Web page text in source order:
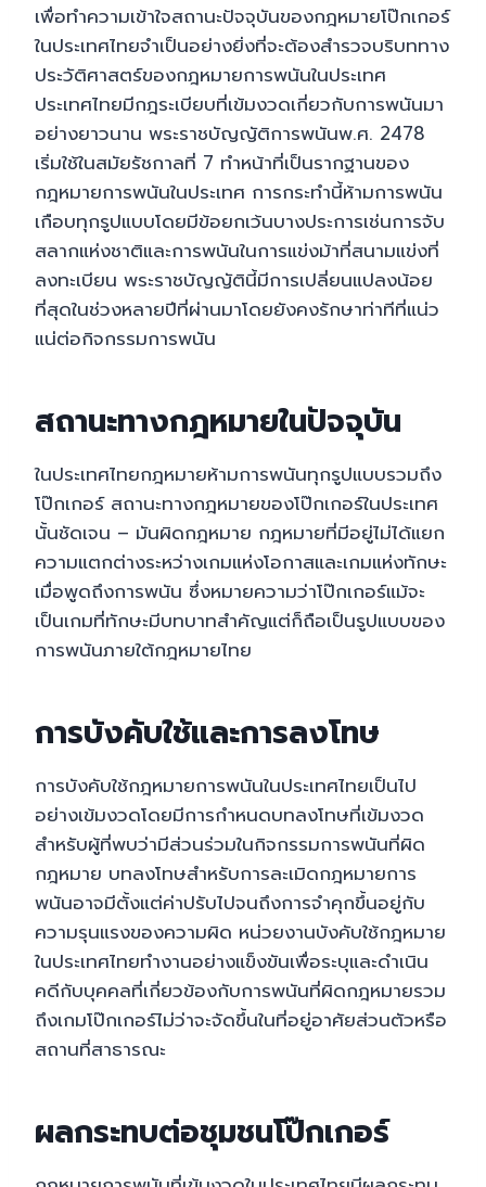
เพื่อทำความเข้าใจสถานะปัจจุบันของกฎหมายโป๊กเกอร์
ในประเทศไทยจำเป็นอย่างยิ่งที่จะต้องสำรวจบริบททาง
ประวัติศาสตร์ของกฎหมายการพนันในประเทศ
ประเทศไทยมีกฎระเบียบที่เข้มงวดเกี่ยวกับการพนันมา
อย่างยาวนาน พระราชบัญญัติการพนันพ.ศ. 2478
เริ่มใช้ในสมัยรัชกาลที่ 7 ทำหน้าที่เป็นรากฐานของ
กฎหมายการพนันในประเทศ การกระทำนี้ห้ามการพนัน
เกือบทุกรูปแบบโดยมีข้อยกเว้นบางประการเช่นการจับ
สลากแห่งชาติและการพนันในการแข่งม้าที่สนามแข่งที่
ลงทะเบียน พระราชบัญญัตินี้มีการเปลี่ยนแปลงน้อย
ที่สุดในช่วงหลายปีที่ผ่านมาโดยยังคงรักษาท่าทีที่แน่ว
แน่ต่อกิจกรรมการพนัน
สถานะทางกฎหมายในปัจจุบัน
ในประเทศไทยกฎหมายห้ามการพนันทุกรูปแบบรวมถึง
โป๊กเกอร์ สถานะทางกฎหมายของโป๊กเกอร์ในประเทศ
นั้นชัดเจน – มันผิดกฎหมาย กฎหมายที่มีอยู่ไม่ได้แยก
ความแตกต่างระหว่างเกมแห่งโอกาสและเกมแห่งทักษะ
เมื่อพูดถึงการพนัน ซึ่งหมายความว่าโป๊กเกอร์แม้จะ
เป็นเกมที่ทักษะมีบทบาทสำคัญแต่ก็ถือเป็นรูปแบบของ
การพนันภายใต้กฎหมายไทย
การบังคับใช้และการลงโทษ
การบังคับใช้กฎหมายการพนันในประเทศไทยเป็นไป
อย่างเข้มงวดโดยมีการกำหนดบทลงโทษที่เข้มงวด
สำหรับผู้ที่พบว่ามีส่วนร่วมในกิจกรรมการพนันที่ผิด
กฎหมาย บทลงโทษสำหรับการละเมิดกฎหมายการ
พนันอาจมีตั้งแต่ค่าปรับไปจนถึงการจำคุกขึ้นอยู่กับ
ความรุนแรงของความผิด หน่วยงานบังคับใช้กฎหมาย
ในประเทศไทยทำงานอย่างแข็งขันเพื่อระบุและดำเนิน
คดีกับบุคคลที่เกี่ยวข้องกับการพนันที่ผิดกฎหมายรวม
ถึงเกมโป๊กเกอร์ไม่ว่าจะจัดขึ้นในที่อยู่อาศัยส่วนตัวหรือ
สถานที่สาธารณะ
ผลกระทบต่อชุมชนโป๊กเกอร์